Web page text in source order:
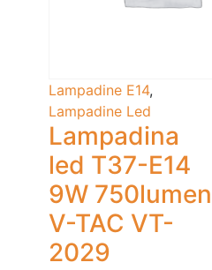
Lampadine E14,
Lampadine Led
Lampadina
led T37-E14
9W 750lumen
V-TAC VT-
2029